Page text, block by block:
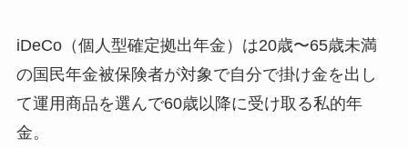
iDeCo（個人型確定拠出年金）は20歳〜65歳未満
の国民年金被保険者が対象で自分で掛け金を出し
て運用商品を選んで60歳以降に受け取る私的年
金。